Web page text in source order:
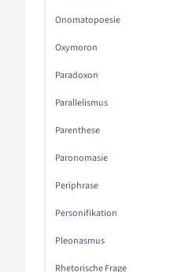
Onomatopoesie
Oxymoron
Paradoxon
Parallelismus
Parenthese
Paronomasie
Periphrase
Personifikation
Pleonasmus
Rhetorische Frage